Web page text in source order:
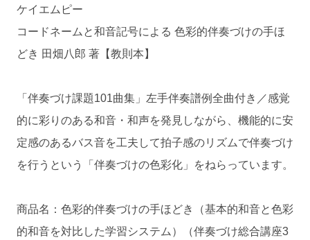
ケイエムピー
コードネームと和音記号による 色彩的伴奏づけの手ほ
どき 田畑八郎 著【教則本】
「伴奏づけ課題101曲集」左手伴奏譜例全曲付き／感覚
的に彩りのある和音・和声を発見しながら、機能的に安
定感のあるバス音を工夫して拍子感のリズムで伴奏づけ
を行うという「伴奏づけの色彩化」をねらっています。
商品名：色彩的伴奏づけの手ほどき（基本的和音と色彩
的和音を対比した学習システム）（伴奏づけ総合講座3